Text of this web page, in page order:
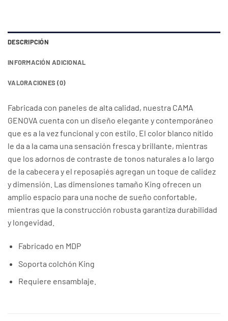
DESCRIPCIÓN
INFORMACIÓN ADICIONAL
VALORACIONES (0)
Fabricada con paneles de alta calidad, nuestra CAMA
GENOVA cuenta con un diseño elegante y contemporáneo
que es a la vez funcional y con estilo. El color blanco nítido
le da a la cama una sensación fresca y brillante, mientras
que los adornos de contraste de tonos naturales a lo largo
de la cabecera y el reposapiés agregan un toque de calidez
y dimensión. Las dimensiones tamaño King ofrecen un
amplio espacio para una noche de sueño confortable,
mientras que la construcción robusta garantiza durabilidad
y longevidad.
Fabricado en MDP
Soporta colchón King
Requiere ensamblaje.